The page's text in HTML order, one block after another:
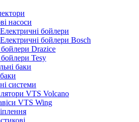
насоси
Електричні бойлери
Електричні бойлери Bosch
Drazice
Tesy
баки
системи
VTS Volcano
VTS Wing